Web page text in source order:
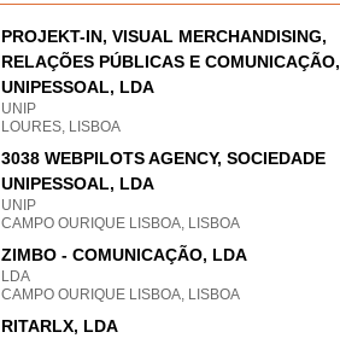
PROJEKT-IN, VISUAL MERCHANDISING,
RELAÇÕES PÚBLICAS E COMUNICAÇÃO,
UNIPESSOAL, LDA
UNIP
LOURES, LISBOA
3038 WEBPILOTS AGENCY, SOCIEDADE
UNIPESSOAL, LDA
UNIP
CAMPO OURIQUE LISBOA, LISBOA
ZIMBO - COMUNICAÇÃO, LDA
LDA
CAMPO OURIQUE LISBOA, LISBOA
RITARLX, LDA